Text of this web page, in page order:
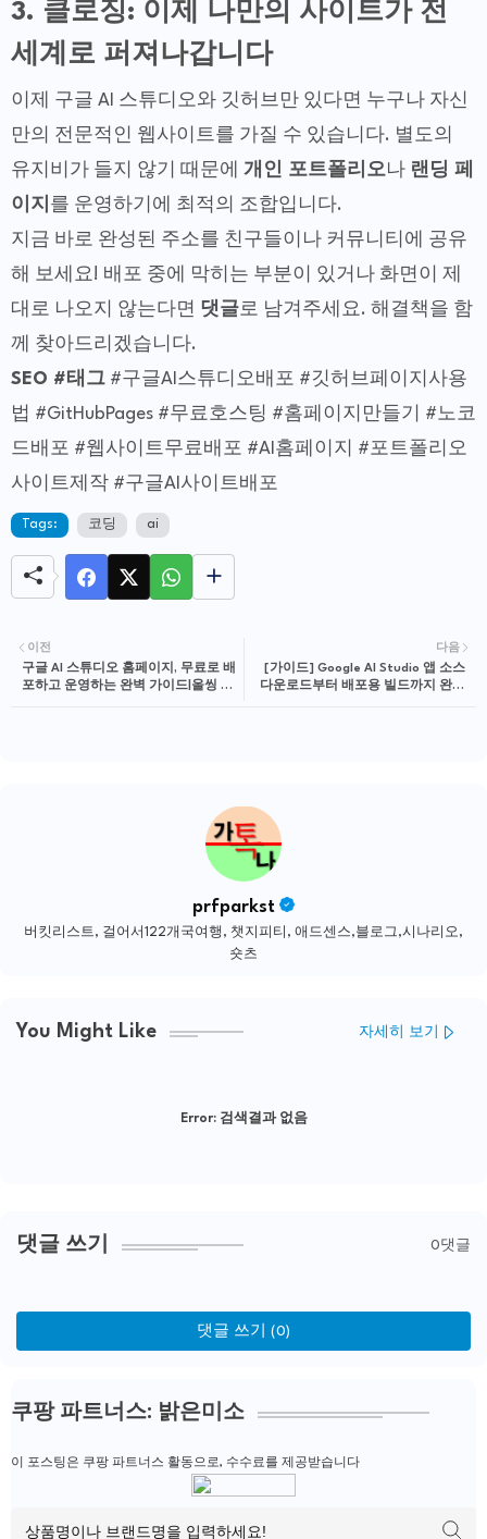
3. 클로징: 이제 나만의 사이트가 전
세계로 퍼져나갑니다
이제 구글 AI 스튜디오와 깃허브만 있다면 누구나 자신
만의 전문적인 웹사이트를 가질 수 있습니다. 별도의
유지비가 들지 않기 때문에 개인 포트폴리오나 랜딩 페
이지 를 운영하기에 최적의 조합입니다.
지금 바로 완성된 주소를 친구들이나 커뮤니티에 공유
해 보세요! 배포 중에 막히는 부분이 있거나 화면이 제
대로 나오지 않는다면 댓글로 남겨주세요. 해결책을 함
께 찾아드리겠습니다.
SEO #태그 #구글AI스튜디오배포 #깃허브페이지사용
법 #GitHubPages #무료호스팅 #홈페이지만들기 #노코
드배포 #웹사이트무료배포 #AI홈페이지 #포트폴리오
사이트제작 #구글AI사이트배포
Tags: 코딩 ai
다음
[가이드] Google AI Studio 앱 소스
다운로드부터 배포용 빌드까지 완벽
이전
구글 AI 스튜디오 홈페이지, 무료로 배
포하고 운영하는 완벽 가이드|올씽 워
prfparkst
버킷리스트, 걸어서122개국여행, 챗지피티, 애드센스,블로그,시나리오,
숏츠
You Might Like 자세히 보기
Error:검색결과 없음
댓글 쓰기 0댓글
댓글 쓰기 (0)
쿠팡 파트너스: 밝은미소
이 포스팅은 쿠팡 파트너스 활동으로, 수수료를 제공받습니다